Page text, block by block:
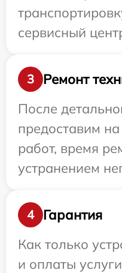
сервисный
3
Ремонт
После
предоставим
работ, время
устранением
4
Гарантия
Как только
и оплаты